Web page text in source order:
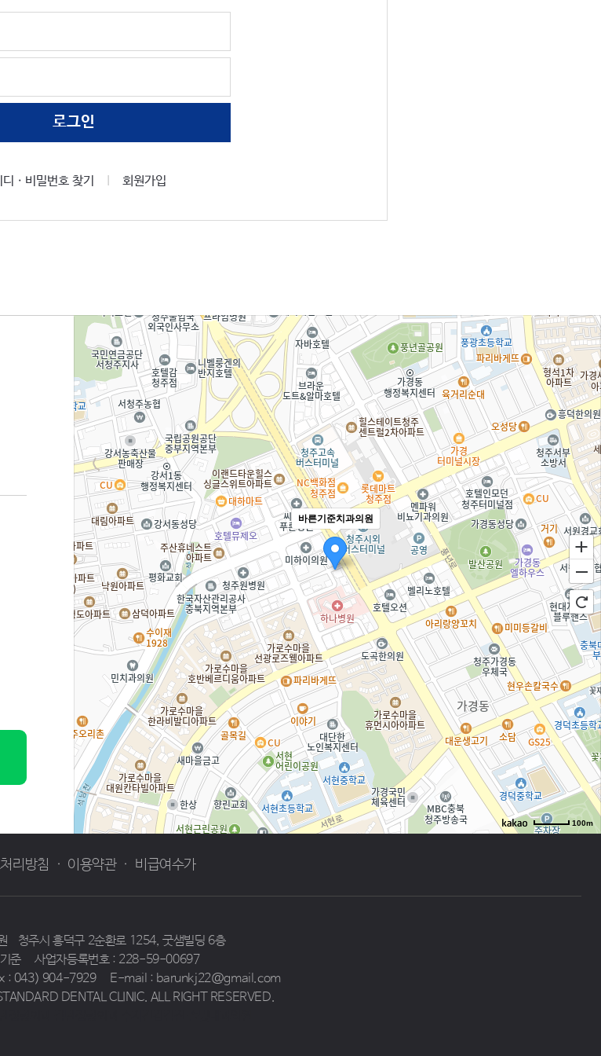
로그인
ㆍ비밀번호 찾기 회원가입
바른기준치과의원
100m
리방침 · 이용약관 · 비급여수가
청주시 흥덕구 2순환로 1254, 굿샘빌딩 6층
준
사업자등록번호 : 228-59-00697
: 043) 904-7929
E-mail : barunkj22@gmail.com
DENTAL CLINIC. ALL RIGHT RESERVED.